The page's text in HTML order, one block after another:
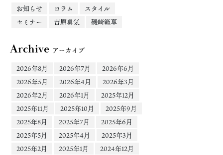
お知らせ
コラム
スタイル
セミナー
吉原勇気 磯崎範享
Archive アーカイブ
2026年8月
2026年7月
2026年6月
2026年5月
2026年4月
2026年3月
2026年2月
2026年1月
2025年12月
2025年11月
2025年10月
2025年9月
2025年8月
2025年7月
2025年6月
2025年5月
2025年4月
2025年3月
2025年2月
2025年1月
2024年12月